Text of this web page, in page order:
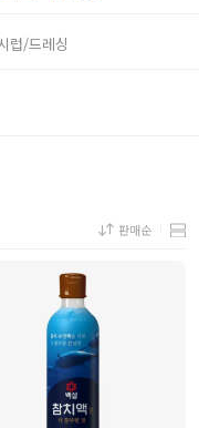
럽/드레싱
판매순